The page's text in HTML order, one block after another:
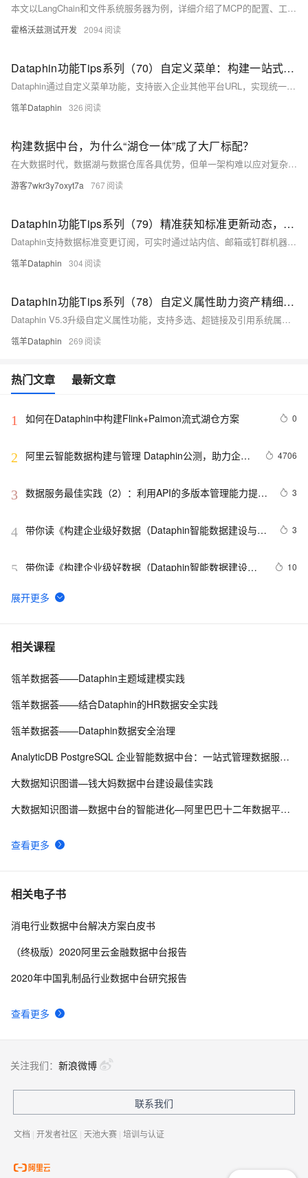
本文以LangChain和文件系统服务器为例，详细介绍了MCP的配置、工具创建及调用流程，展现了其“即插即用”的模块化优势，为构建复杂AI应用提供了强大支持。
霍格沃兹测试开发 2094
Dataphin功能Tips系列（70）自定义菜单：构建一站式数据管理平台
Dataphin通过自定义菜单功能，支持嵌入企业其他平台URL，实现统一的数据开发与管理平台，提升团队协作效率。
瓴羊Dataphin 326
构建数据中台，为什么“湖仓一体”成了大厂标配？
在大数据时代，数据湖与数据仓库各具优势，但单一架构难以应对复杂业务需求。湖仓一体通过融合数据湖的灵活性与数据仓的规范性，实现数据分层治理、统一调度，既能承载海量多源数据，又能支撑高效分析决策，成为企业构建数据中台、推动智能化转型的关键路径。
游客7wkr3y7oxyt7a 767
Dataphin功能Tips系列（79）精准获知标准更新动态，协同治理更高效
Dataphin支持数据标准变更订阅，可实时通过站内信、邮箱或钉群机器人通知相关人员，确保业务及时响应。用户可通过标准列表、个人中心等入口批量订阅，变更消息包含状态、版本及跳转链接，便于快速查看与处理。
瓴羊Dataphin 304
Dataphin功能Tips系列（78）自定义属性助力资产精细化管理
Dataphin V5.3升级自定义属性功能，支持多选、超链接及引用系统属性，实现资产“归口部门”与组织架构同步、指标看板一键跳转等场景，提升资产配置灵活性与管理效率。
瓴羊Dataphin 269
热门文章 最新文章
1 如何在Dataphin中构建Flink+Paimon流式湖仓方案 0
2
阿里云智能数据构建与管理 Dataphin公测，助力企业
4706
3 数据服务最佳实践（2）：利用API的多版本管理能力提升
3
4 带你读《构建企业级好数据（Dataphin智能数据建设与治
（2）
3
5 带你读《构建企业级好数据（Dataphin智能数据建设与
好数据概览
10
6
Dataphin V3.14 版本升级｜研发平台更易用，治理能力
7 Dataphin（智能数据建设与治理）V3.13版本升级速览
8 智能数据建设与治理 Dataphin：阿里云的一站式数据治
理白皮书）》——（二）研发：集成、建模、发布、运维
10Dataphin核心功能（五）资源治理：每年节约数亿元，数
相关课程
查看更多
瓴羊数据荟——Dataphin主题域建模实践
瓴羊数据荟——结合Dataphin的HR数据安全实践
瓴羊数据荟——Dataphin数据安全治理
AnalyticDB PostgreSQL 企业智能数据中台：一站式管理数据服务资产
大数据知识图谱—钱大妈数据中台建设最佳实践
大数据知识图谱—数据中台的智能进化—阿里巴巴十二年数据平台发展历程
相关电子书
查看更多
消电行业数据中台解决方案白皮书
（终极版）2020阿里云金融数据中台报告
2020年中国乳制品行业数据中台研究报告
关注我们： 新浪微博
联系我们
文档 | 开发者社区 | 天池大赛 | 培训与认证